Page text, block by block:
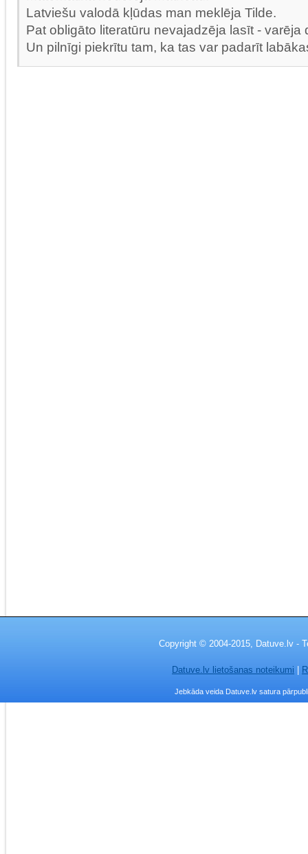
Latviešu valodā kļūdas man meklēja Tilde.
Pat obligāto literatūru nevajadzēja lasīt - varēja
Un pilnīgi piekrītu tam, ka tas var padarīt
Copyright © 2004-2015, Datuve.lv -
Datuve.lv lietošanas noteikumi
Jebkāda veida Datuve.lv satura